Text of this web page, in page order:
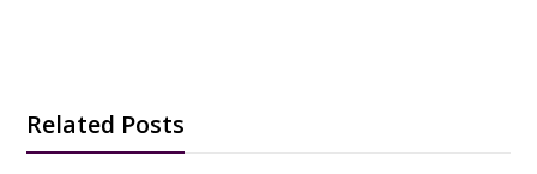
Related Posts